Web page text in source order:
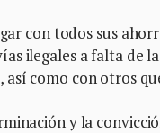
con todos sus
ilegales a falta de
como con otros
y la